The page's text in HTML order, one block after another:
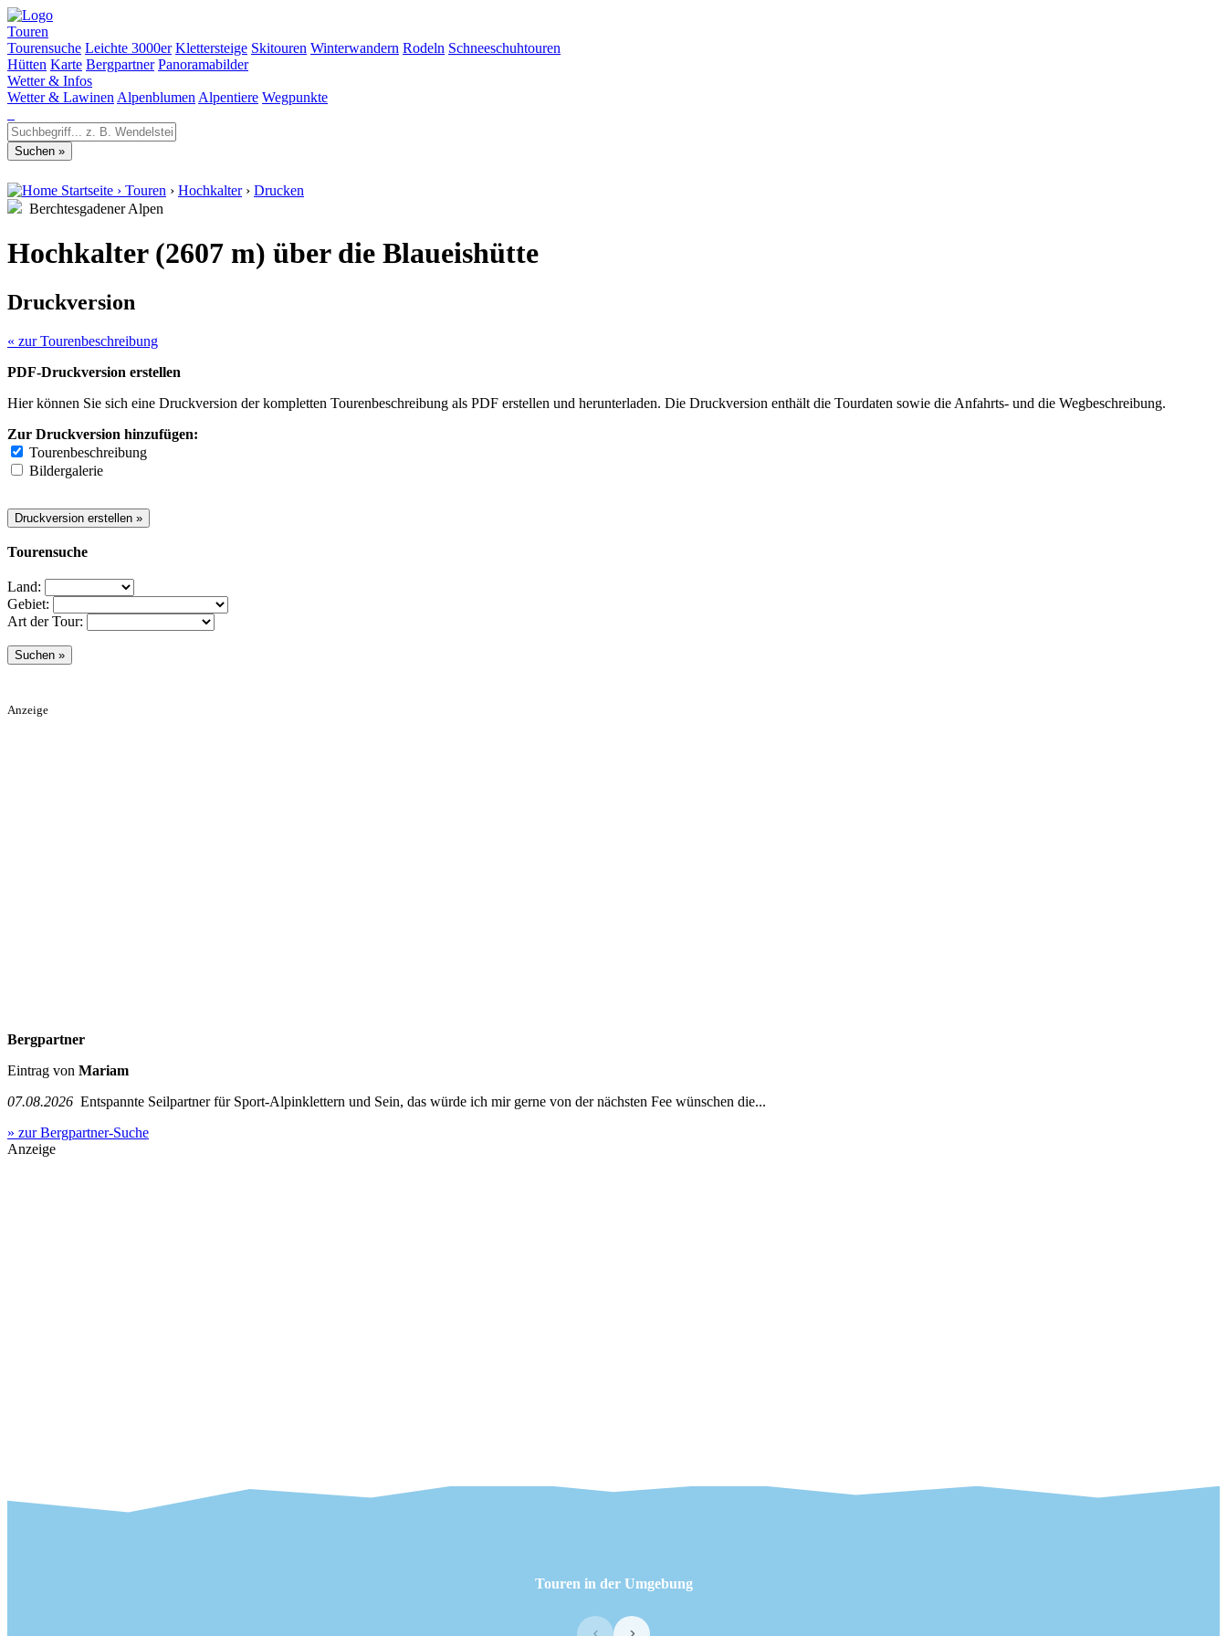
Touren
Tourensuche Leichte 3000er Klettersteige Skitouren Winterwandern Rodeln Schneeschuhtouren
Hütten Karte Bergpartner Panoramabilder
Wetter & Infos
Wetter & Lawinen Alpenblumen Alpentiere Wegpunkte
Startseite › Touren › Hochkalter › Drucken
Berchtesgadener Alpen
Hochkalter (2607 m) über die Blaueishütte
Druckversion
« zur Tourenbeschreibung
PDF-Druckversion erstellen
Hier können Sie sich eine Druckversion der kompletten Tourenbeschreibung als PDF erstellen und herunterladen. Die Druckversion enthält die Tourdaten sowie die Anfahrts- und die Wegbeschreibung.
Zur Druckversion hinzufügen:
Tourenbeschreibung
Bildergalerie
Tourensuche
Land:
Gebiet:
Art der Tour:
Anzeige
Bergpartner
Eintrag von Mariam
07.08.2026 Entspannte Seilpartner für Sport-Alpinklettern und Sein, das würde ich mir gerne von der nächsten Fee wünschen die...
» zur Bergpartner-Suche
Anzeige
Touren in der Umgebung